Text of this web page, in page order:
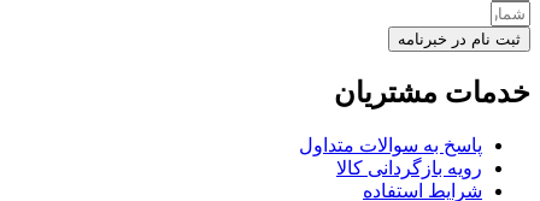
ثبت نام در خبرنامه
خدمات مشتریان
پاسخ به سوالات متداول
رویه بازگردانی کالا
شرایط استفاده